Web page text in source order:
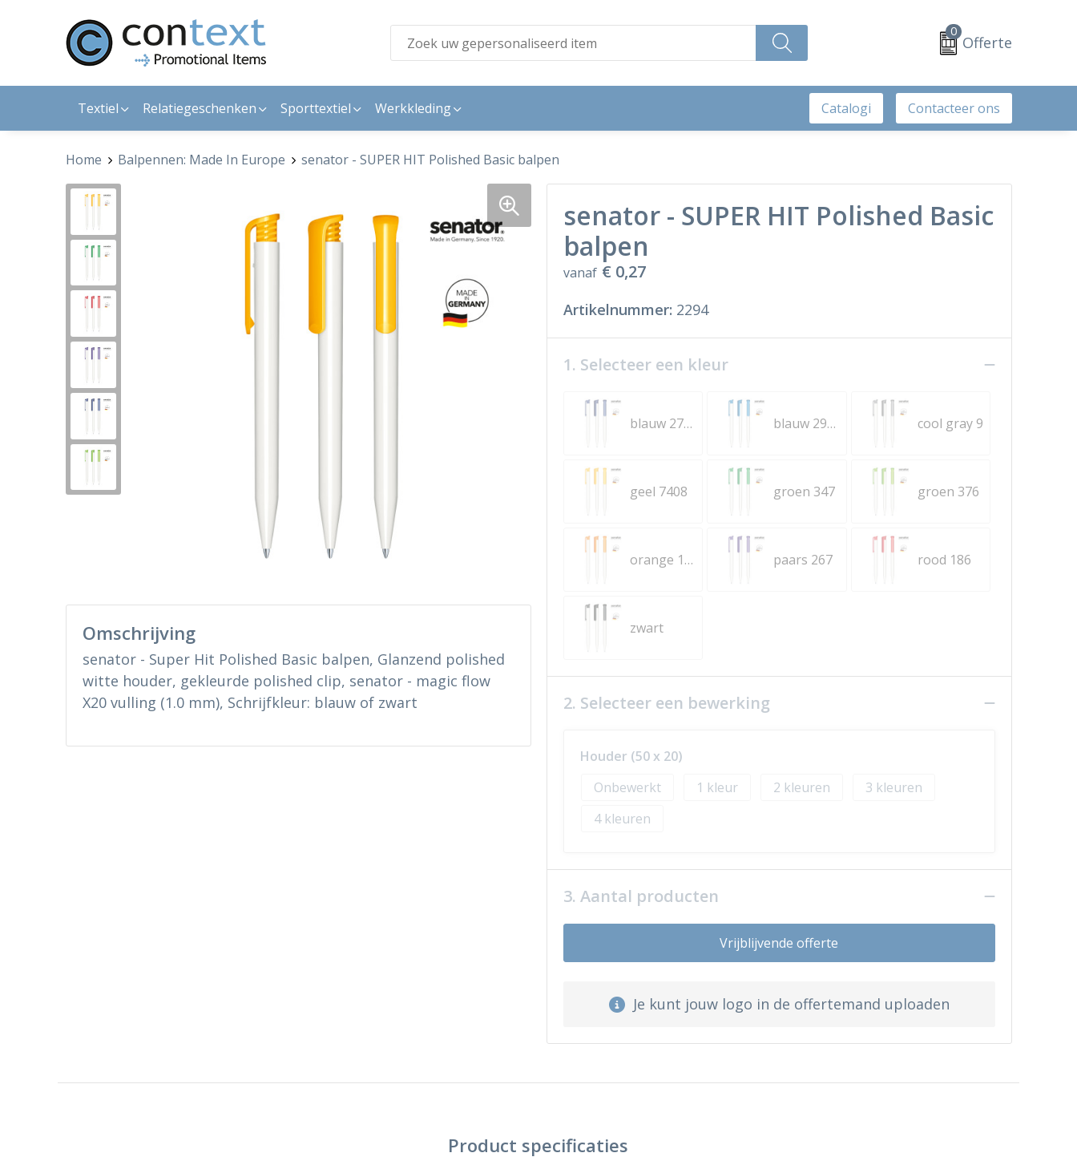
0
Offerte
Textiel Relatiegeschenken Sporttextiel Werkkleding Catalogi Contacteer ons
Home Balpennen: Made In Europe senator - SUPER HIT Polished Basic balpen
Omschrijving
senator - Super Hit Polished Basic balpen, Glanzend polished
witte houder, gekleurde polished clip, senator - magic flow
X20 vulling (1.0 mm), Schrijfkleur: blauw of zwart
senator - SUPER HIT Polished Basic
balpen
vanaf € 0,27
Artikelnummer: 2294
1. Selecteer een kleur
blauw 2757 blauw 2935 cool gray 9
geel 7408 groen 347 groen 376
orange 151 paars 267 rood 186
zwart
2. Selecteer een bewerking
Houder (50 x 20)
Onbewerkt
1 2
3
4
3. Aantal producten
Vrijblijvende offerte
Je kunt jouw logo in de offertemand uploaden
Product specificaties